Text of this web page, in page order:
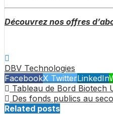
Découvrez nos offres
DBV Technologies
FacebookX TwitterLinkedIn
Tableau de Bord Biotech
Des fonds publics au
Related posts